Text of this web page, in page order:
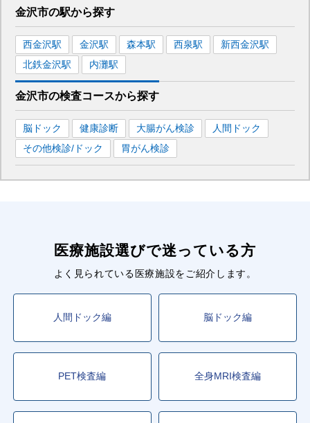
金沢市の駅から探す
西金沢駅 金沢駅 森本駅 西泉駅 新西金沢駅
北鉄金沢駅 内灘駅
金沢市の検査コースから探す
脳ドック 健康診断 大腸がん検診
人間ドック
その他検診/ドック
胃がん検診
医療施設選びで迷っている方
よく見られている医療施設をご紹介します。
人間ドック編 脳ドック編
PET検査編 全身MRI検査編